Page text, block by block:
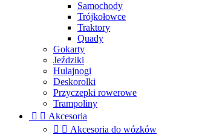
Samochody
Trójkołowce
Traktory
Quady
Gokarty
Jeździki
Hulajnogi
Deskorolki
Przyczepki rowerowe
Trampoliny
  Akcesoria
  Akcesoria do wózków